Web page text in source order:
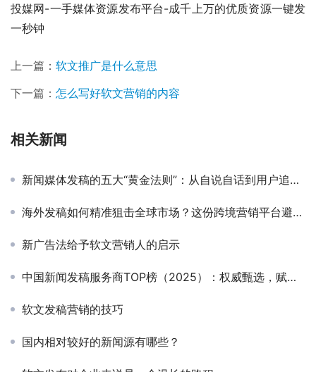
投媒网-一手媒体资源发布平台-成千上万的优质资源一键发
一秒钟
上一篇： 软文推广是什么意思
下一篇： 怎么写好软文营销的内容
相关新闻
新闻媒体发稿的五大“黄金法则”：从自说自话到用户追着看
海外发稿如何精准狙击全球市场？这份跨境营销平台避坑指南请收好！
新广告法给予软文营销人的启示
中国新闻发稿服务商TOP榜（2025）：权威甄选，赋能传播提效
软文发稿营销的技巧
国内相对较好的新闻源有哪些？